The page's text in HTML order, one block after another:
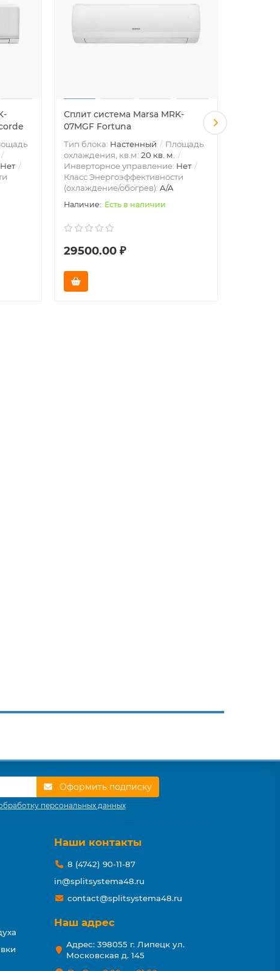
Нет
Сплит система Marsa MRK-
07MGF Fortuna
Тип блока: Настенный
Площадь
охлаждения, кв.м: 20 кв. м.
Инверторное управление: Нет
Класс Энергоэффективности
(охлаждение/обогрев): A/A
Есть в наличии
29500.00 ₽
Оформить подписку
персональных данных
Наши контакты
8 (4742) 90-11-87
in@splitsystema48.ru
contact@splitsystema48.ru
Наш адрес
Адрес: 398055 г. Липецк ул.
Московская д. 145